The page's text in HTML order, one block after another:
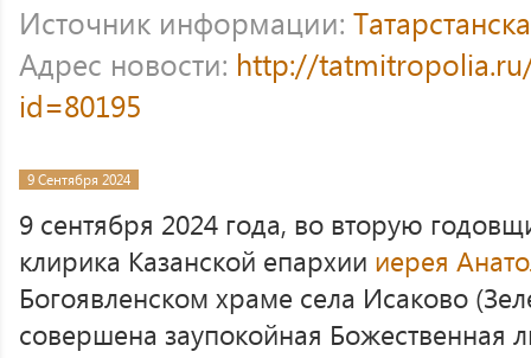
Источник информации:
Адрес новости: http://
id=80195
9 Сентября 2024
9 сентября 2024 года, во вторую
клирика Казанской епархии иерея
Богоявленском храме села Исаково
совершена заупокойная Божественная